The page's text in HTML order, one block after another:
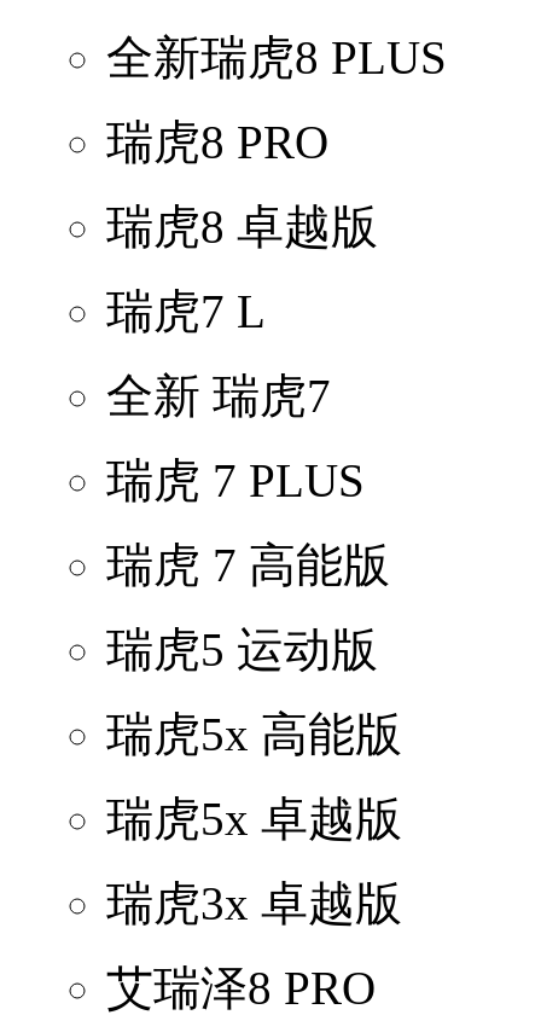
全新瑞虎8 PLUS
瑞虎8 PRO
瑞虎8 卓越版
瑞虎7 L
全新 瑞虎7
瑞虎 7 PLUS
瑞虎 7 高能版
瑞虎5 运动版
瑞虎5x 高能版
瑞虎5x 卓越版
瑞虎3x 卓越版
艾瑞泽8 PRO